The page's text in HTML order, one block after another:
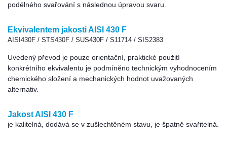
podélného svařování s následnou úpravou svaru.
Ekvivalentem jakosti AISI 430 F
AISI430F / STS430F / SUS430F / S11714 / SIS2383
Uvedený převod je pouze orientační, praktické použití
konkrétního ekvivalentu je podmíněno technickým vyhodnocením
chemického složení a mechanických hodnot uvažovaných
alternativ.
Jakost AISI 430 F
je kalitelná, dodává se v zušlechtěném stavu, je špatně svařitelná.